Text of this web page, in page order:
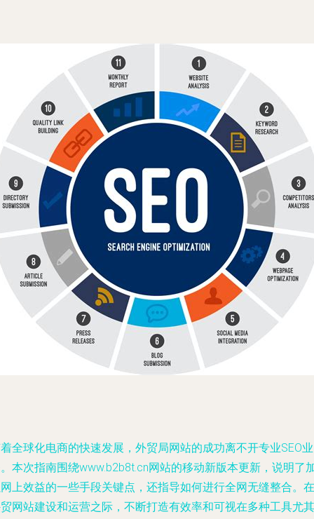
全球化电商的快速发展，外贸局网站的成功离不开专业SEO业
本次指南围绕www.b2b8t.cn网站的移动新版本更新，说明了
上效益的一些手段关键点，还指导如何进行全网无缝整合。在
网站建设和运营之际，不断打造有效率和可视在多种工具尤其